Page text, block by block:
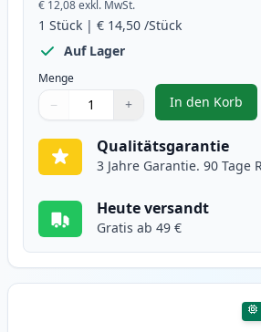
€ 12,08exkl. MwSt.
1 Stück | € 14,50 /Stück
Auf Lager
Menge
Verwenden Sie die Tasten, um
− +
1
In den Korb
, Canon
Qualitätsgarantie
3 Jahre Garantie. 90 Tage
Heute versandt
Gratis ab 49 €